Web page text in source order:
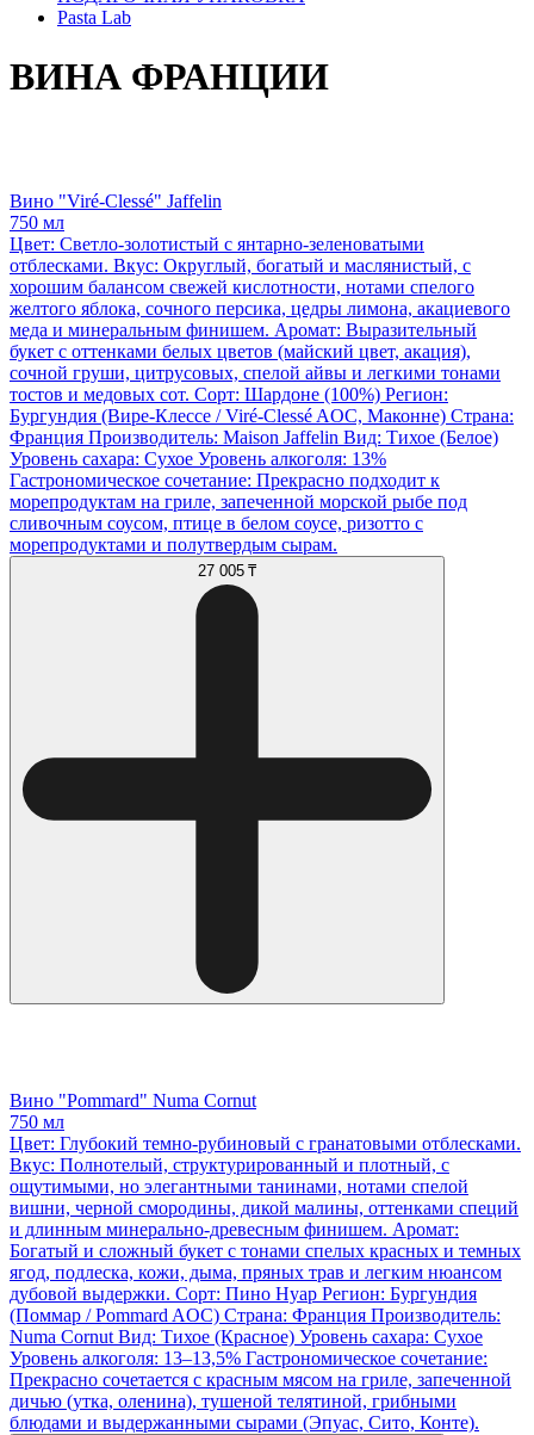
Pasta Lab
ВИНА ФРАНЦИИ
Вино "Viré-Clessé" Jaffelin
750 мл
Цвет: Светло-золотистый с янтарно-зеленоватыми
отблесками. Вкус: Округлый, богатый и маслянистый, с
хорошим балансом свежей кислотности, нотами спелого
желтого яблока, сочного персика, цедры лимона, акациевого
меда и минеральным финишем. Аромат: Выразительный
букет с оттенками белых цветов (майский цвет, акация),
сочной груши, цитрусовых, спелой айвы и легкими тонами
тостов и медовых сот. Сорт: Шардоне (100%) Регион:
Бургундия (Вире-Клессе / Viré-Clessé AOC, Маконне) Страна:
Франция Производитель: Maison Jaffelin Вид: Тихое (Белое)
Уровень сахара: Сухое Уровень алкоголя: 13%
Гастрономическое сочетание: Прекрасно подходит к
морепродуктам на гриле, запеченной морской рыбе под
сливочным соусом, птице в белом соусе, ризотто с
морепродуктами и полутвердым сырам.
27 005 ₸
Вино "Pommard" Numa Cornut
750 мл
Цвет: Глубокий темно-рубиновый с гранатовыми отблесками.
Вкус: Полнотелый, структурированный и плотный, с
ощутимыми, но элегантными танинами, нотами спелой
вишни, черной смородины, дикой малины, оттенками специй
и длинным минерально-древесным финишем. Аромат:
Богатый и сложный букет с тонами спелых красных и темных
ягод, подлеска, кожи, дыма, пряных трав и легким нюансом
дубовой выдержки. Сорт: Пино Нуар Регион: Бургундия
(Поммар / Pommard AOC) Страна: Франция Производитель:
Numa Cornut Вид: Тихое (Красное) Уровень сахара: Сухое
Уровень алкоголя: 13–13,5% Гастрономическое сочетание:
Прекрасно сочетается с красным мясом на гриле, запеченной
дичью (утка, оленина), тушеной телятиной, грибными
блюдами и выдержанными сырами (Эпуас, Сито, Конте).